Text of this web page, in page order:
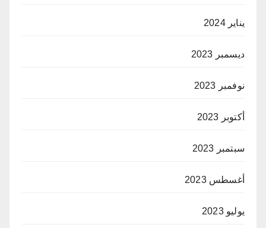
يناير 2024
ديسمبر 2023
نوفمبر 2023
أكتوبر 2023
سبتمبر 2023
أغسطس 2023
يوليو 2023